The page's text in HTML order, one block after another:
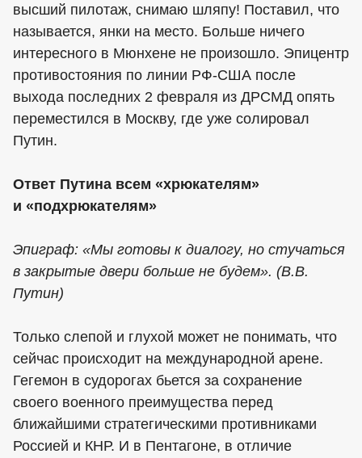
высший пилотаж, снимаю шляпу! Поставил, что
называется, янки на место. Больше ничего
интересного в Мюнхене не произошло. Эпицентр
противостояния по линии РФ-США после
выхода последних 2 февраля из ДРСМД опять
переместился в Москву, где уже солировал
Путин.
Ответ Путина всем «хрюкателям»
и «подхрюкателям»
Эпиграф: «Мы готовы к диалогу, но стучаться
в закрытые двери больше не будем». (В.В.
Путин)
Только слепой и глухой может не понимать, что
сейчас происходит на международной арене.
Гегемон в судорогах бьется за сохранение
своего военного преимущества перед
ближайшими стратегическими противниками
Россией и КНР. И в Пентагоне, в отличие